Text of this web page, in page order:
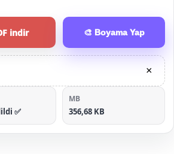
indir 🎨 Boyama Yap
×
✅
MB
356,68 KB